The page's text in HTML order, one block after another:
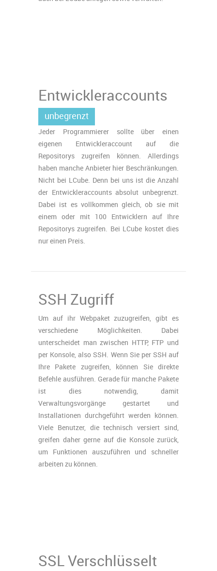
Entwickleraccounts
unbegrenzt
Jeder Programmierer sollte über einen
eigenen Entwickleraccount auf die
Repositorys zugreifen können. Allerdings
haben manche Anbieter hier Beschränkungen.
Nicht bei LCube. Denn bei uns ist die Anzahl
der Entwickleraccounts absolut unbegrenzt.
Dabei ist es vollkommen gleich, ob sie mit
einem oder mit 100 Entwicklern auf Ihre
Repositorys zugreifen. Bei LCube kostet dies
nur einen Preis.
SSH Zugriff
Um auf ihr Webpaket zuzugreifen, gibt es
verschiedene Möglichkeiten. Dabei
unterscheidet man zwischen HTTP, FTP und
per Konsole, also SSH. Wenn Sie per SSH auf
Ihre Pakete zugreifen, können Sie direkte
Befehle ausführen. Gerade für manche Pakete
ist dies notwendig, damit
Verwaltungsvorgänge gestartet und
Installationen durchgeführt werden können.
Viele Benutzer, die technisch versiert sind,
greifen daher gerne auf die Konsole zurück,
um Funktionen auszuführen und schneller
arbeiten zu können.
SSL Verschlüsselt